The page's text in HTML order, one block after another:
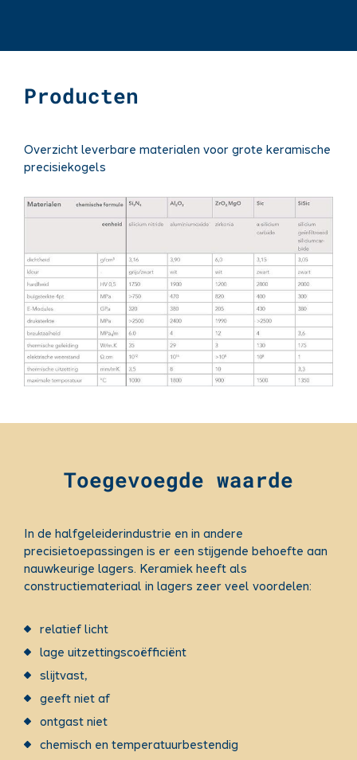
Producten
Overzicht leverbare materialen voor grote keramische
precisiekogels
Toegevoegde waarde
In de halfgeleiderindustrie en in andere
precisietoepassingen is er een stijgende behoefte aan
nauwkeurige lagers. Keramiek heeft als
constructiemateriaal in lagers zeer veel voordelen:
relatief licht
lage uitzettingscoëfficiënt
slijtvast,
geeft niet af
ontgast niet
chemisch en temperatuurbestendig